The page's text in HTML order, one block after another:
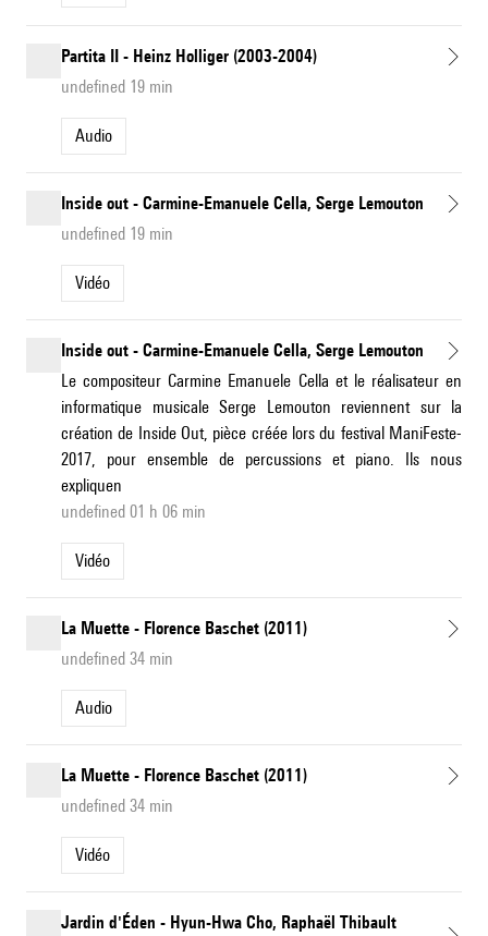
Partita II - Heinz Holliger (2003-2004)
undefined 19 min
Audio
Inside out - Carmine-Emanuele Cella, Serge Lemouton
undefined 19 min
Vidéo
Inside out - Carmine-Emanuele Cella, Serge Lemouton
Le compositeur Carmine Emanuele Cella et le réalisateur en
informatique musicale Serge Lemouton reviennent sur la
création de Inside Out, pièce créée lors du festival ManiFeste-
2017, pour ensemble de percussions et piano. Ils nous
expliquen
undefined 01 h 06 min
Vidéo
La Muette - Florence Baschet (2011)
undefined 34 min
Audio
La Muette - Florence Baschet (2011)
undefined 34 min
Vidéo
Jardin d'Éden - Hyun-Hwa Cho, Raphaël Thibault